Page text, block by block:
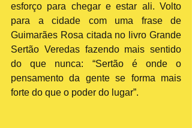
esforço para chegar e estar ali. Volto
para a cidade com uma frase de
Guimarães Rosa citada no livro Grande
Sertão Veredas fazendo mais sentido
do que nunca: “Sertão é onde o
pensamento da gente se forma mais
forte do que o poder do lugar”.